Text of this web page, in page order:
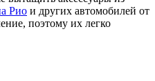
Рио и других автомобилей от
поэтому их легко